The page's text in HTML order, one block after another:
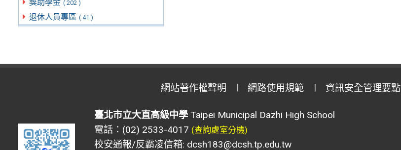
獎助學金 ( 202 )
退休人員專區 ( 41 )
網站著作權聲明 網路使用規範 資訊安全管理要點
臺北市立大直高級中學Taipei Municipal Dazhi High School
電話：(02) 2533-4017 (查詢處室分機)
校安通報/反霸凌信箱: dcsh183@dcsh.tp.edu.tw